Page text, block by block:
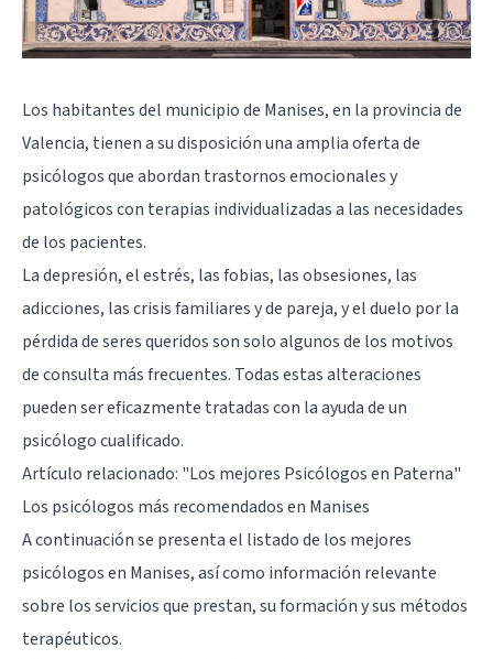
Los habitantes del municipio de Manises, en la provincia de
Valencia, tienen a su disposición una amplia oferta de
psicólogos que abordan trastornos emocionales y
patológicos con terapias individualizadas a las necesidades
de los pacientes.
La depresión, el estrés, las fobias, las obsesiones, las
adicciones, las crisis familiares y de pareja, y el duelo por la
pérdida de seres queridos son solo algunos de los motivos
de consulta más frecuentes. Todas estas alteraciones
pueden ser eficazmente tratadas con la ayuda de un
psicólogo cualificado.
Artículo relacionado: "Los mejores Psicólogos en Paterna"
Los psicólogos más recomendados en Manises
A continuación se presenta el listado de los mejores
psicólogos en Manises, así como información relevante
sobre los servicios que prestan, su formación y sus métodos
terapéuticos.